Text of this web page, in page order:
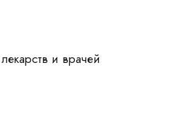
и врачей